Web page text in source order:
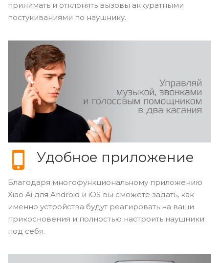
принимать и отклонять вызовы аккуратными
постукиваниями по наушнику.
Удобное приложение
Благодаря многофункциональному приложению
Xiao Ai для Android и iOS вы сможете задать, как
именно устройства будут реагировать на ваши
прикосновения и полностью настроить наушники
под себя.